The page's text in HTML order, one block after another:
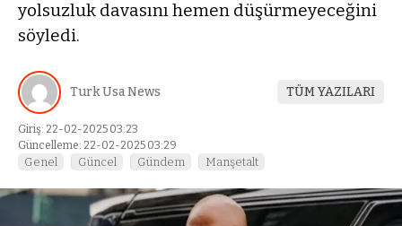
yolsuzluk davasını hemen düşürmeyeceğini
söyledi.
Turk Usa News TÜM YAZILARI
Giriş: 22-02-2025 03:23
Güncelleme: 22-02-2025 03:29
Genel Güncel Gündem Manşetalt